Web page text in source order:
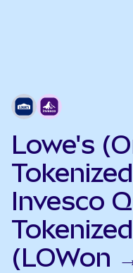
Lowe's
Invesco
(LOWon